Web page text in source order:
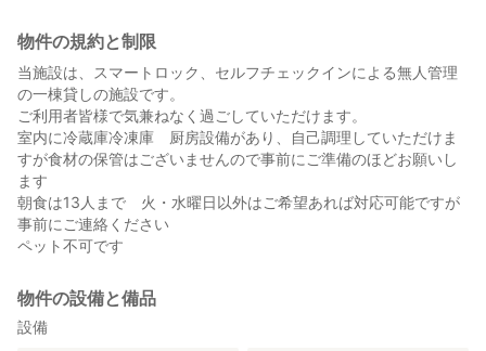
物件の規約と制限
当施設は、スマートロック、セルフチェックインによる無人管理
の一棟貸しの施設です。
ご利用者皆様で気兼ねなく過ごしていただけます。
室内に冷蔵庫冷凍庫 厨房設備があり、自己調理していただけま
すが食材の保管はございませんので事前にご準備のほどお願いし
ます
朝食は13人まで 火・水曜日以外はご希望あれば対応可能ですが
事前にご連絡ください
ペット不可です
物件の設備と備品
設備